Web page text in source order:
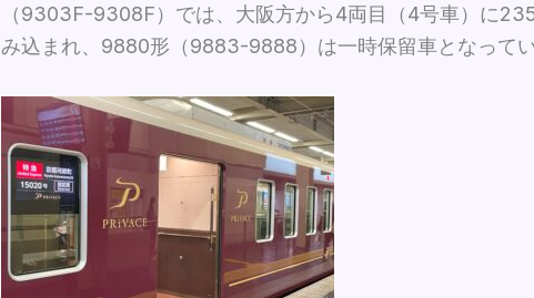
（9303F-9308F）では、大阪方から4両目（4号車）に
み込まれ、9880形（9883-9888）は一時保留車となってい